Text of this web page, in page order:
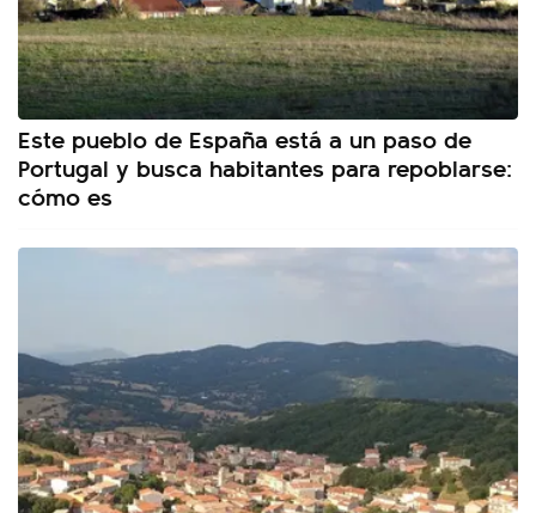
Este pueblo de España está a un paso de
Portugal y busca habitantes para repoblarse:
cómo es